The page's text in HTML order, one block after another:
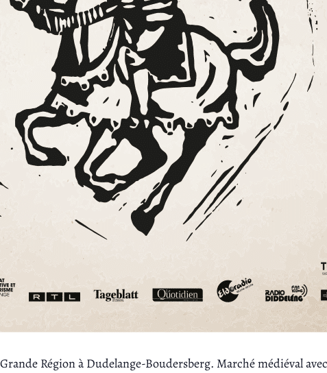
Région à Dudelange-Boudersberg. Marché médiéval